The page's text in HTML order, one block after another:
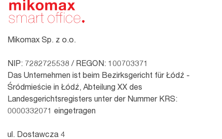
Mikomax Sp. z o.o.
NIP: 7282725538 / REGON: 100703371
Das Unternehmen ist beim Bezirksgericht für Łódź -
Śródmieście in Łódź, Abteilung XX des
Landesgerichtsregisters unter der Nummer KRS:
0000332071 eingetragen
ul. Dostawcza 4